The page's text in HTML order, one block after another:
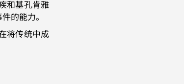
和基孔肯雅
的能力。
将传统中成